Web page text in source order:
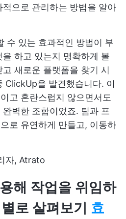
으로 관리하는 방법을 알아
수 있는 효과적인 방법이 부
하고 있는지 명확하게 볼
새로운 플랫폼을 찾기 시
ClickUp을 발견했습니다. 이
고 혼란스럽지 않으면서도
벽한 조합이었죠. 팀과 프
로 유연하게 만들고, 이동하
자, Atrato
해 작업을 위임하
로 살펴보기 효